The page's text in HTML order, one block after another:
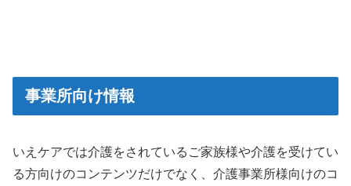
事業所向け情報
いえケアでは介護をされているご家族様や介護を受けてい
る方向けのコンテンツだけでなく、介護事業所様向けのコ